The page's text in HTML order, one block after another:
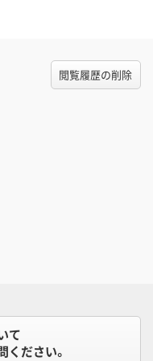
閲覧履歴の削除
て
ください。